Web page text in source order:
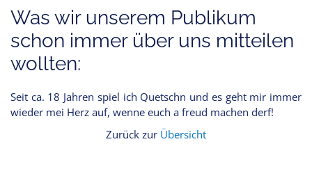
Was wir unserem Publikum
schon immer über uns mitteilen
wollten:
Seit ca. 18 Jahren spiel ich Quetschn und es geht mir immer
wieder mei Herz auf, wenne euch a freud machen derf!
Zurück zur Übersicht